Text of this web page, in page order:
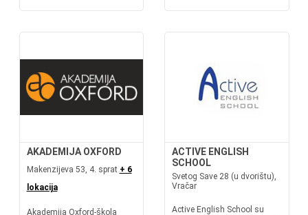
AKADEMIJA OXFORD
Makenzijeva 53, 4. sprat + 6
lokacija
Akademija Oxford-škola
ACTIVE ENGLISH
SCHOOL
Svetog Save 28 (u dvorištu),
Vračar
Active English School su